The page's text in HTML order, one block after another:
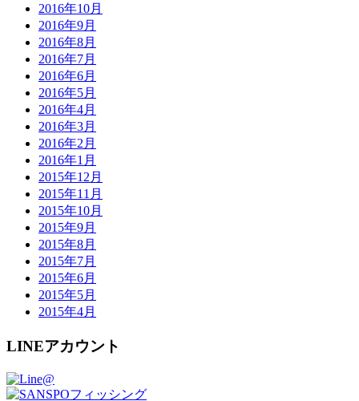
2016年10月
2016年9月
2016年8月
2016年7月
2016年6月
2016年5月
2016年4月
2016年3月
2016年2月
2016年1月
2015年12月
2015年11月
2015年10月
2015年9月
2015年8月
2015年7月
2015年6月
2015年5月
2015年4月
LINEアカウント